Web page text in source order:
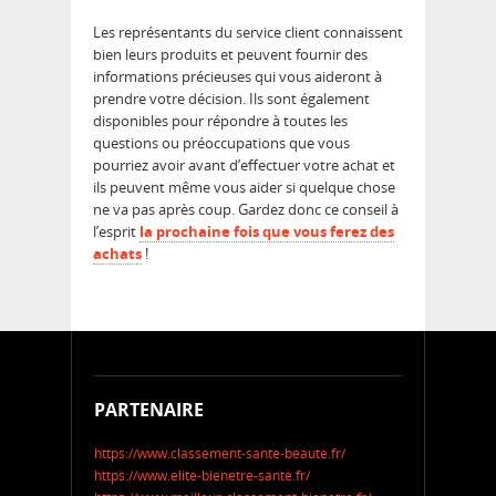
Les représentants du service client connaissent
bien leurs produits et peuvent fournir des
informations précieuses qui vous aideront à
prendre votre décision. Ils sont également
disponibles pour répondre à toutes les
questions ou préoccupations que vous
pourriez avoir avant d’effectuer votre achat et
ils peuvent même vous aider si quelque chose
ne va pas après coup. Gardez donc ce conseil à
l’esprit la prochaine fois que vous ferez des
achats !
PARTENAIRE
https://www.classement-sante-beaute.fr/
https://www.elite-bienetre-sante.fr/